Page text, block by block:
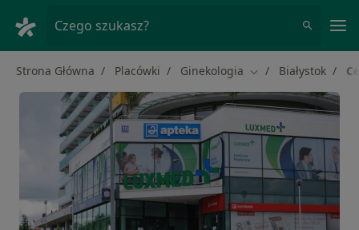
Czego szukasz?
Strona Główna Placówki Ginekologia Zmień miasto
Białystok